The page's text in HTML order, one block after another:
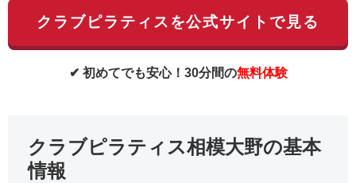
クラブピラティスを公式サイトで見る
✔ 初めてでも安心！30分間の無料体験
クラブピラティス相模大野の基本
情報